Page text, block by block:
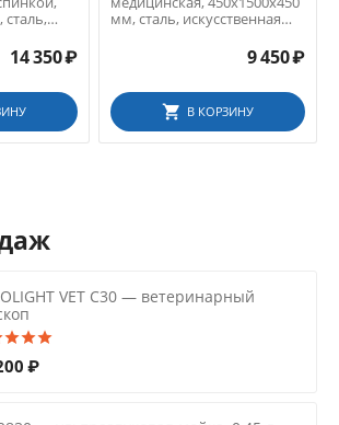
14 350₽
мм, сталь, искусственная
9 450₽
В КОРЗИНУ
VET C30 — ветеринарный
₽